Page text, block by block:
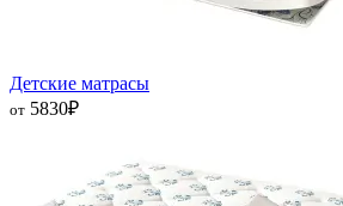
Детские матрасы
от 5830₽